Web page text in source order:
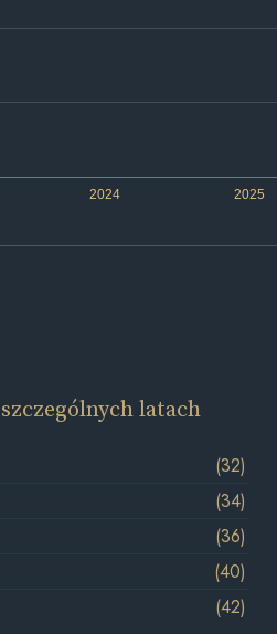
2024 2025
latach
(32)
(34)
(36)
(40)
(42)